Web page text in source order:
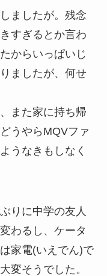
ましたが。残念
すぎるとか言わ
からいっぱいじ
ましたが、何せ
また家に持ち帰
うやらMQVファ
うなきもしなく
りに中学の友人
わるし、ケータ
家電(いえでん)で
変そうでした。